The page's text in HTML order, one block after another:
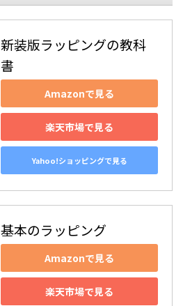
新装版ラッピングの教科
書
Amazonで見る
楽天市場で見る
Yahoo!ショッピングで見る
基本のラッピング
Amazonで見る
楽天市場で見る